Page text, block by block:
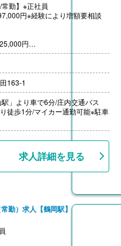
常勤】※正社員
円※経験により増額要相談
円
円支給
月分）※前年度実績
30,000円/月）
1,900円-10,000円）※前年度実
共済加入
163‐1
」より車で6分/庄内交通バス
徒歩1分/マイカー通勤可能※駐車
求人詳細を見る
勤）求人【鶴岡駅】